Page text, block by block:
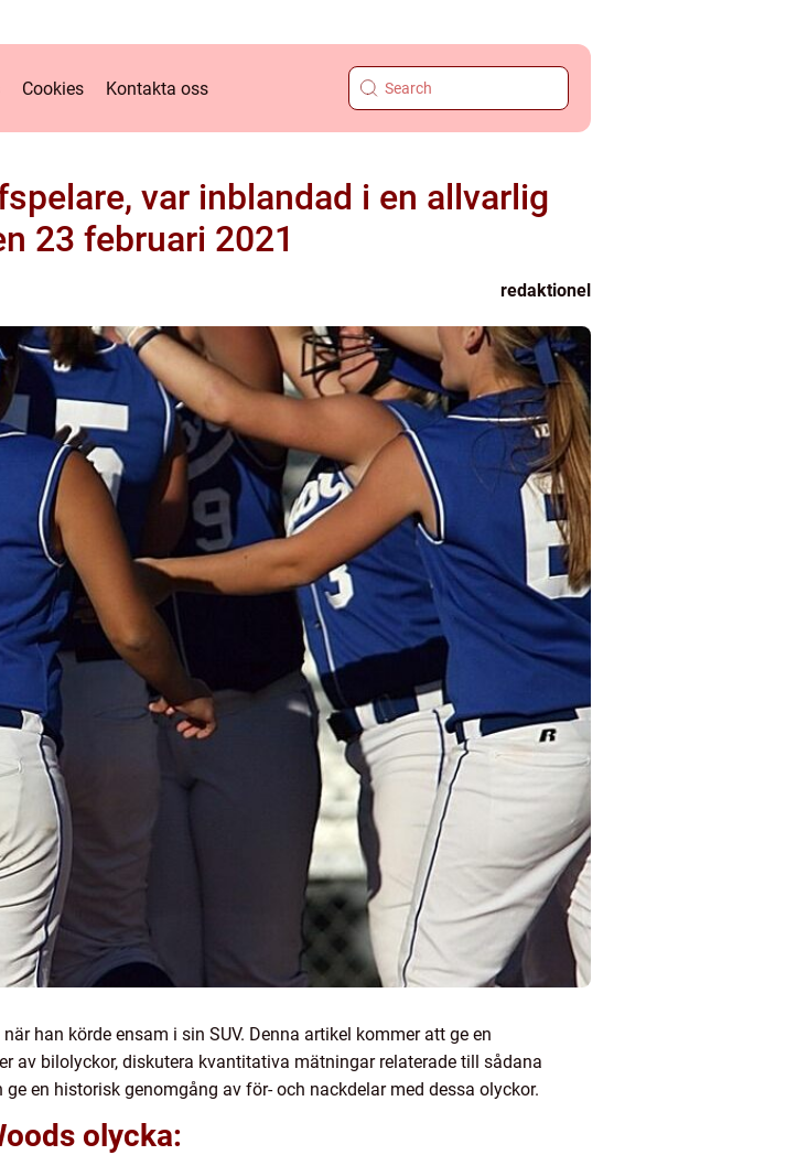
Cookies Kontakta oss
var inblandad i en allvarlig
23 februari 2021
redaktionel
han körde ensam i sin SUV. Denna artikel kommer att ge en
av bilolyckor, diskutera kvantitativa mätningar relaterade till sådana
en historisk genomgång av för- och nackdelar med dessa olyckor.
olycka: